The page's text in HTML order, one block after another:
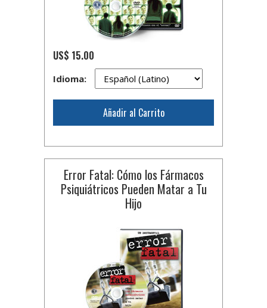
US$ 15.00
Idioma:
Añadir al Carrito
Error Fatal: Cómo los Fármacos
Psiquiátricos Pueden Matar a Tu
Hijo